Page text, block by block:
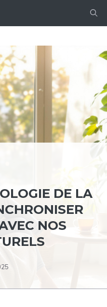
DE LA
NOS